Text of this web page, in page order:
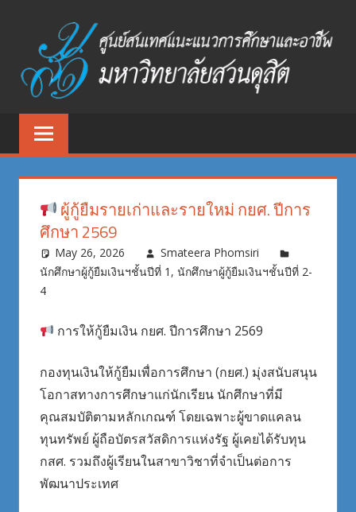
content
สนเทศ
แนะแนว
การ
ศึกษา
อาชีพ
ศูนย์
สนเทศ
อาชีพ
มหาวิทยาลัย
สวนดุสิต
ผู้กู้ยืมรายเก่าและรายใหม่ กยศ. ปีการ
ศึกษา 2569
May 26, 2026
Smateera Phomsiri
นักศึกษาผู้กู้ยืมเงินฯชั้นปีที่ 1 , นักศึกษาผู้กู้ยืมเงินฯชั้นปีที่ 2-
4
การให้กู้ยืมเงิน กยศ. ปีการศึกษา 2569
กองทุนเงินให้กู้ยืมเพื่อการศึกษา (กยศ.) มุ่งสนับสนุน
โอกาสทางการศึกษาแก่นักเรียน นักศึกษาที่มี
คุณสมบัติตามหลักเกณฑ์ โดยเฉพาะผู้ขาดแคลน
ทุนทรัพย์ ผู้ถือบัตรสวัสดิการแห่งรัฐ ผู้เคยได้รับทุน
กสศ. รวมถึงผู้เรียนในสาขาวิชาที่จำเป็นต่อการ
พัฒนาประเทศ